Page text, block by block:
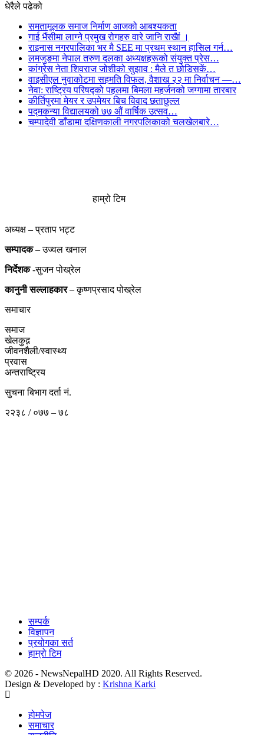
धेरैले पढेको
समतामूलक समाज निर्माण आजको आबश्यकता
गाई भैंसीमा लाग्ने प्रमुख रोगहरु वारे जानि राखैां ।
राइनास नगरपालिका भर मै SEE मा प्रथम स्थान हासिल गर्न…
लमजुङमा नेपाल तरुण दलका अध्यक्षहरूको संयुक्त प्रेस…
कांग्रेस नेता शिवराज जोशीको सुझाव : मैले त छोडिसकें…
वाइसीएल नुवाकोटमा सहमति विफल, वैशाख २२ मा निर्वाचन —…
नेवा: राष्ट्रिय परिषद्को पहलमा बिमला महर्जनको जग्गामा तारबार
कीर्तिपुरमा मेयर र उपमेयर बिच विवाद छताछुल्ल
पद्मकन्या विद्यालयको ७७ औं ‌‌वार्षिक ‌उत्सव…
चम्पादेवी डाँडामा दक्षिणकाली नगरपलिकाको चलखेलबारे…
हाम्रो टिम
अध्यक्ष – प्रताप भट्ट
सम्पादक– उज्वल खनाल
निर्देशक-सुजन पोख्रेल
कानुनी सल्लाहकार– कृष्णप्रसाद पोख्रेल
समाचार
समाज
खेलकुद़़
जीवनशैली/स्वास्थ्य
प्रवास
अन्तराष्ट्रिय
सुचना बिभाग दर्ता नं.
२२३८ / ०७७ – ७८
सम्पर्क
विज्ञापन
प्रयोगका सर्त
हाम्रो टिम
© 2026 - NewsNepalHD 2020. All Rights Reserved.
Design & Developed by : Krishna Karki
होमपेज
समाचार